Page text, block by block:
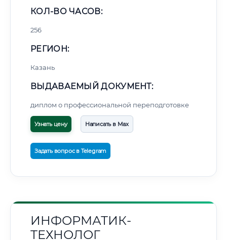
КОЛ-ВО ЧАСОВ:
256
РЕГИОН:
Казань
ВЫДАВАЕМЫЙ ДОКУМЕНТ:
диплом о профессиональной переподготовке
Узнать цену Написать в Max
Задать вопрос в Telegram
ИНФОРМАТИК-
ТЕХНОЛОГ